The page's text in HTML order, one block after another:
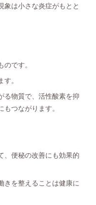
象は小さな炎症がもとと
です。
。
る物質で、活性酸素を抑
つながります。
、便秘の改善にも効果的
きを整えることは健康に